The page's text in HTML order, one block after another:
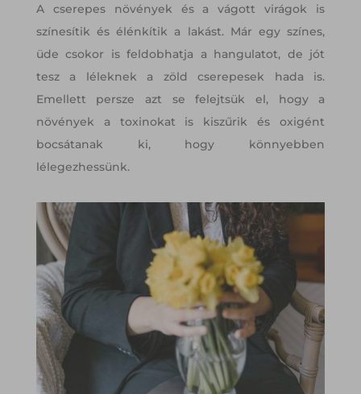
A cserepes növények és a vágott virágok is
színesítik és élénkítik a lakást. Már egy színes,
üde csokor is feldobhatja a hangulatot, de jót
tesz a léleknek a zöld cserepesek hada is.
Emellett persze azt se felejtsük el, hogy a
növények a toxinokat is kiszűrik és oxigént
bocsátanak ki, hogy könnyebben
lélegezhessünk.